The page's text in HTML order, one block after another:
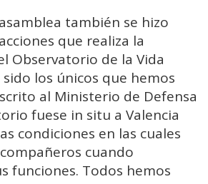
también se hizo
que realiza la
Observatorio de la Vida
los únicos que hemos
al Ministerio de Defensa
fuese in situ a Valencia
condiciones en las cuales
cuando
funciones. Todos hemos